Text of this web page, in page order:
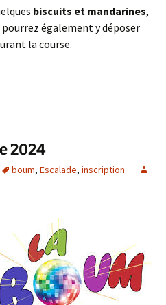
biscuits et mandarines,
pourrez également y déposer
la course.
de l’Escalade 2024
2024
boum, Escalade, inscription